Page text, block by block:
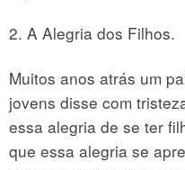
2. A Alegria dos Filhos.
Muitos anos atrás um
jovens disse com
essa alegria de se ter
que essa alegria se